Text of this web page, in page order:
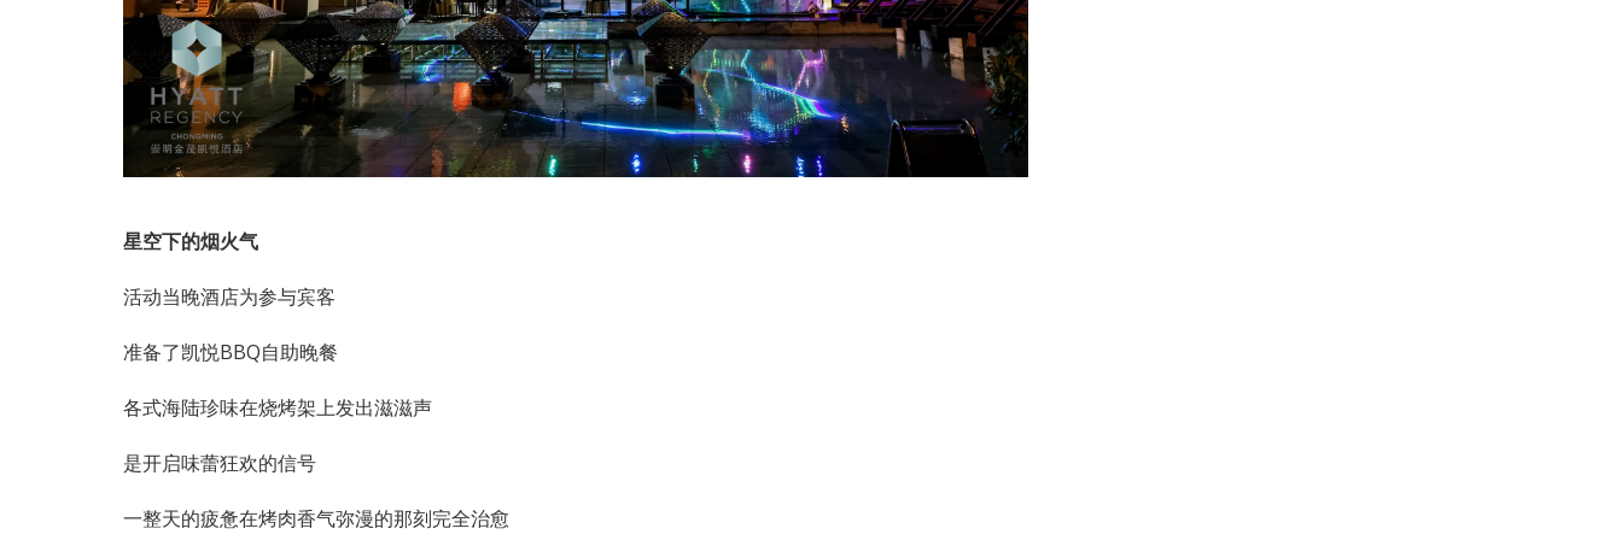
星空下的烟火气
活动当晚酒店为参与宾客
准备了凯悦BBQ自助晚餐
各式海陆珍味在烧烤架上发出滋滋声
是开启味蕾狂欢的信号
一整天的疲惫在烤肉香气弥漫的那刻完全治愈